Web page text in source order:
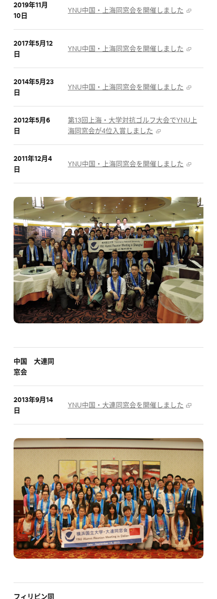
2019年11月
10日
YNU中国・上海同窓会を開催しました
2017年5月12
日
YNU中国・上海同窓会を開催しました
2014年5月23
日
YNU中国・上海同窓会を開催しました
2012年5月6
日
第13回上海・大学対抗ゴルフ大会でYNU上
海同窓会が4位入賞しました
2011年12月4
日
YNU中国・上海同窓会を開催しました
中国 大連同
窓会
2013年9月14
日
YNU中国・大連同窓会を開催しました
フィリピン同